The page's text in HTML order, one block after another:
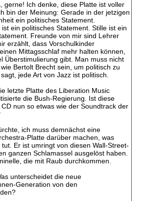
gerne! Ich denke, diese Platte ist voller
bin der Meinung: Gerade in der jetzigen
ein politisches Statement.
ein politisches Statement. Stille ist ein
Freunde von mir sind Lehrer
erzählt, dass Vorschulkinder
Mittagsschlaf mehr halten können,
Überstimulierung gibt. Man muss nicht
Bertolt Brecht sein, um politisch zu
jede Art von Jazz ist politisch.
letzte Platte des Liberation Music
die Bush-Regierung. Ist diese
nun so etwas wie der Soundtrack der
ich muss demnächst eine
Platte darüber machen, was
Er ist umringt von diesen Wall-Street-
ganzen Schlamassel ausgelöst haben.
die mit Raub durchkommen.
unterscheidet die neue
Generation von den